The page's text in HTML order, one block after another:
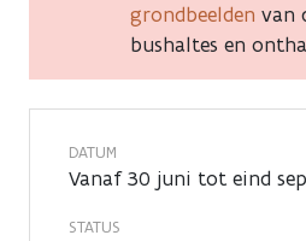
nieuwe
op
grondbeelden van
bushaltes en
DATUM
Vanaf 30 juni tot eind
STATUS